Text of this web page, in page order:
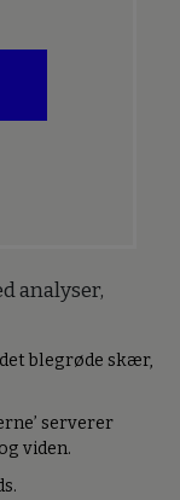
analyser,
blegrøde skær,
serverer
viden.